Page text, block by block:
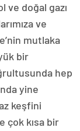
ve doğal gazı
ve
mutlaka
bir
hep
yine
keşfini
çok kısa bir